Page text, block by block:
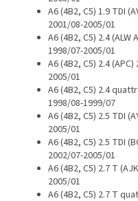
A6 (4B2, C5) 1.9 TDI
2001/08-2005/01
A6 (4B2, C5) 2.4 (ALW
1998/07-2005/01
A6 (4B2, C5) 2.4
2005/01
A6 (4B2, C5) 2.4
1998/08-1999/07
A6 (4B2, C5) 2.5 TDI
2005/01
A6 (4B2, C5) 2.5 TDI
2002/07-2005/01
A6 (4B2, C5) 2.7 T
2005/01
A6 (4B2, C5) 2.7 T